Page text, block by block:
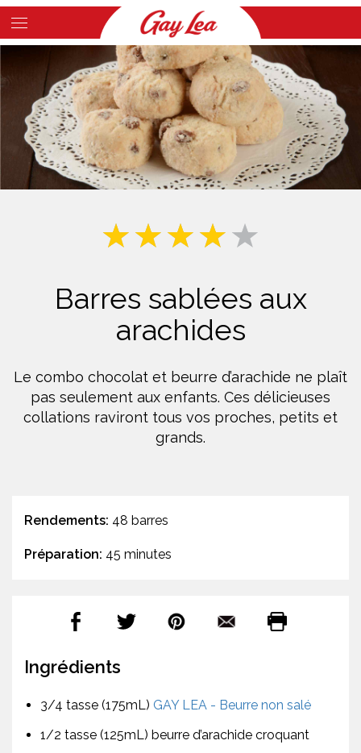
Skip
to
content
Content
Barres sablées aux
arachides
Le combo chocolat et beurre d’arachide ne plaît
pas seulement aux enfants. Ces délicieuses
collations raviront tous vos proches, petits et
grands.
Rendements: 48 barres
Préparation: 45 minutes
Ingrédients
3/4 tasse (175mL) GAY LEA - Beurre non salé
1/2 tasse (125mL) beurre d’arachide croquant